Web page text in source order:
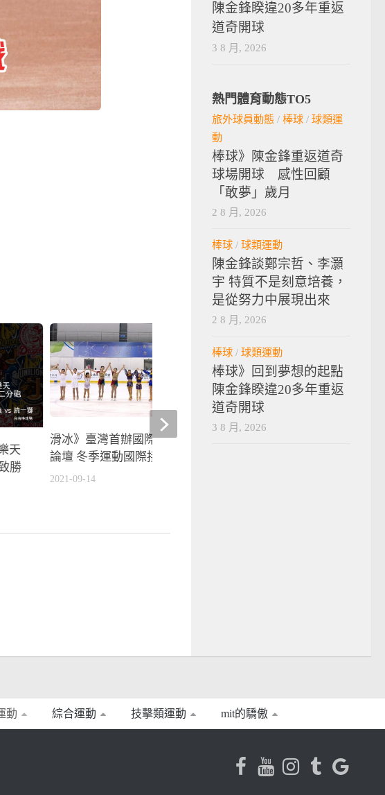
天
勝
滑冰》臺灣首辦國際滑冰運動行銷
論壇 冬季運動國際接軌第一步
2021-09-14
陳金鋒睽違20多年重返
道奇開球
3 8 月, 2026
熱門體育動態TO5
旅外球員動態 / 棒球 / 球類運
動
棒球》陳金鋒重返道奇
球場開球 感性回顧
「敢夢」歲月
2 8 月, 2026
棒球 / 球類運動
陳金鋒談鄭宗哲、李灝
宇 特質不是刻意培養，
是從努力中展現出來
2 8 月, 2026
棒球 / 球類運動
棒球》回到夢想的起點
陳金鋒睽違20多年重返
道奇開球
3 8 月, 2026
動 綜合運動 技擊類運動 mit的驕傲